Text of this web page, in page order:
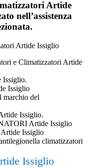
Artide
nell’assistenza
e Climatizzatori Artide
Issiglio.
Issiglio
marchio del
Issiglio.
Artide Issiglio
Issiglio
climatizzatori
Issiglio